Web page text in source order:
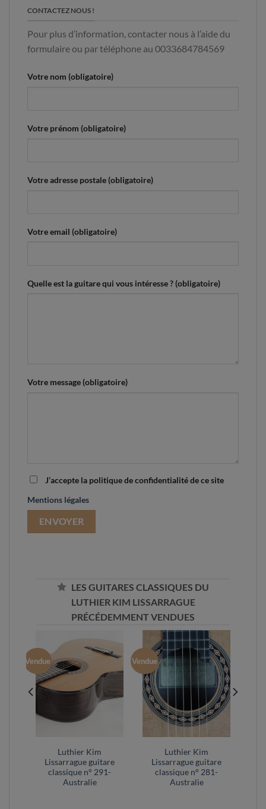
CONTACTEZ NOUS !
Pour plus d’information, contacter nous à l’aide du
formulaire ou par téléphone au 0033684784569
Votre nom (obligatoire)
Votre prénom (obligatoire)
Votre adresse postale (obligatoire)
Votre email (obligatoire)
Quelle est la guitare qui vous intéresse ? (obligatoire)
Votre message (obligatoire)
J’accepte la politique de confidentialité de ce site
Mentions légales
LES GUITARES CLASSIQUES DU
LUTHIER KIM LISSARRAGUE
PRÉCÉDEMMENT VENDUES
Vendue
Luthier Kim
Lissarrague guitare
classique n° 291-
Australie
Vendue
Luthier Kim
Lissarrague guitare
classique n° 281-
Australie